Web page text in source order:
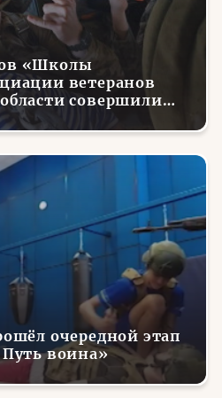
«Школы
ветеранов
совершили
прыжки
очередной этап
воина»